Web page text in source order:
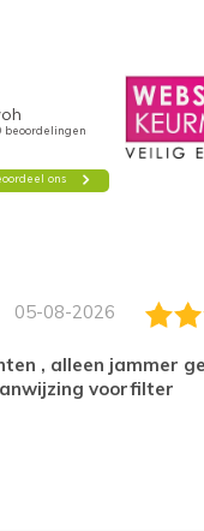
05-08-2026
voorfilter